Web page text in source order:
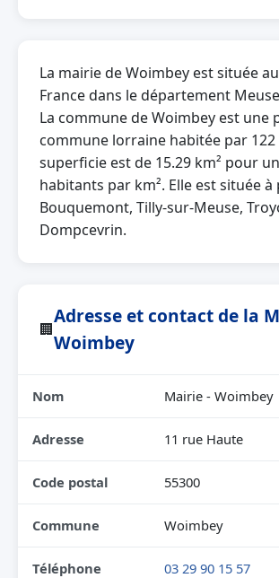
La mairie de Woimbey est située
France dans le département
La commune de Woimbey est une
commune lorraine habitée par 122
superficie est de 15.29 km² pour
habitants par km². Elle est située
Bouquemont, Tilly-sur-Meuse,
Dompcevrin.
🏢
Adresse et contact de la
Woimbey
Nom Mairie - Woimbey
Adresse 11 rue Haute
Code postal 55300
Commune Woimbey
Téléphone 03 29 90 15 57